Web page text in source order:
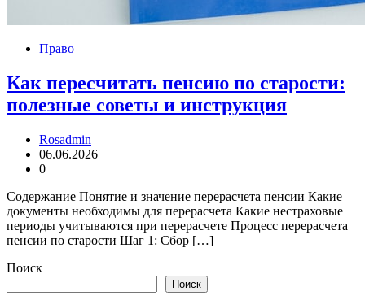
Право
Как пересчитать пенсию по старости:
полезные советы и инструкция
Rosadmin
06.06.2026
0
Содержание Понятие и значение перерасчета пенсии Какие
документы необходимы для перерасчета Какие нестраховые
периоды учитываются при перерасчете Процесс перерасчета
пенсии по старости Шаг 1: Сбор […]
Поиск
Поиск